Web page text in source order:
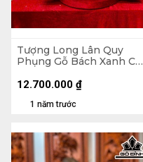
Tượng Long Lân Quy
Phụng Gỗ Bách Xanh Cao
1 năm trước
12.700.000 ₫